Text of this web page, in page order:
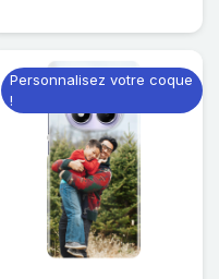
Personnalisez votre coque
!